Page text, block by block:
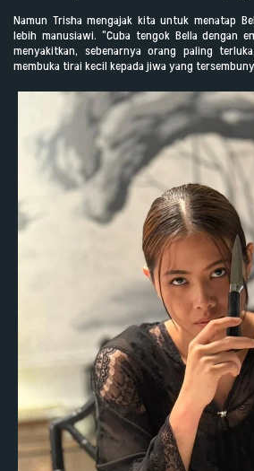
Namun Trisha mengajak kita untuk menatap
lebih manusiawi. “Cuba tengok Bella dengan
menyakitkan, sebenarnya orang paling
membuka tirai kecil kepada jiwa yang